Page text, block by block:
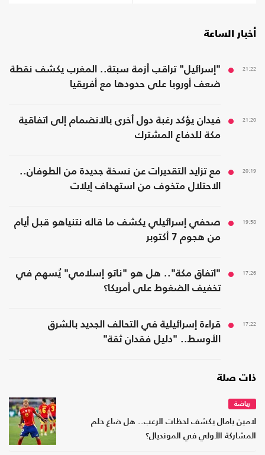
أخبار الساعة
21:22
"إسرائيل" تراقب أزمة سبتة.. المغرب يكشف نقطة
ضعف أوروبا على حدودها مع أفريقيا
21:20
فيدان يؤكد رغبة دول أخرى بالانضمام إلى اتفاقية
مكة للدفاع المشترك
20:19
مع تزايد التقديرات عن نسخة جديدة من الطوفان..
الاحتلال متخوف من استهداف إيلات
19:58
صحفي إسرائيلي يكشف ما قاله نتنياهو قبل أيام
من هجوم 7 أكتوبر
17:26
"اتفاق مكة".. هل هو "ناتو إسلامي" يُسهم في
تخفيف الضغوط على أمريكا؟
17:22
قراءة إسرائيلية في التحالف الجديد بالشرق
الأوسط.. "دليل فقدان ثقة"
ذات صلة
رياضة
لامين يامال يكشف لحظات الرعب.. هل ضاع حلم
المشاركة الأولي في المونديال؟